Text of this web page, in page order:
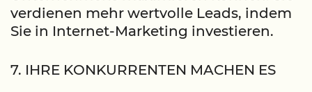
verdienen mehr wertvolle Leads, indem
Sie in Internet-Marketing investieren.
7. IHRE KONKURRENTEN MACHEN ES